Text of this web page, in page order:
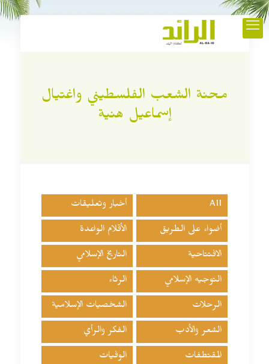
محنة الشعب الفلسطيني واغتيال
إسماعيل هنية
All أخبار وتعليقات
أضواء على الطريق الأقلام الواعدة
الافتتاحية التاريخ الإسلامي
التوجيه الإسلامي الرثاء
الرحلات الشخصيات الإسلامية
الشعر والأدب الفكر والرأي
المقتطفات الوفيات